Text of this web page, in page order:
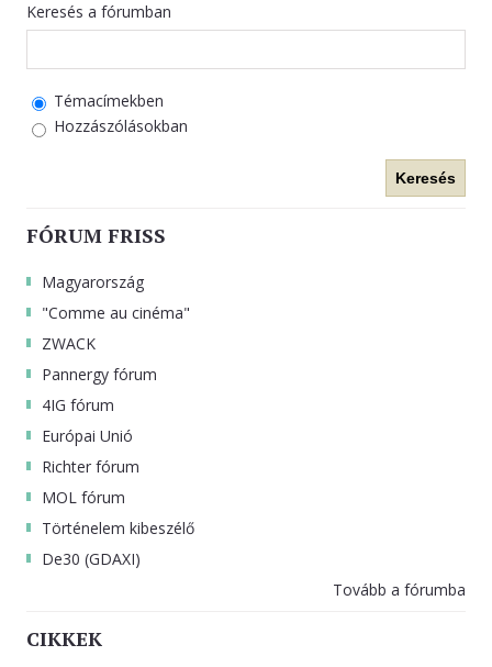
Keresés a fórumban
Témacímekben
Hozzászólásokban
Keresés
FÓRUM FRISS
Magyarország
"Comme au cinéma"
ZWACK
Pannergy fórum
4IG fórum
Európai Unió
Richter fórum
MOL fórum
Történelem kibeszélő
De30 (GDAXI)
Tovább a fórumba
CIKKEK